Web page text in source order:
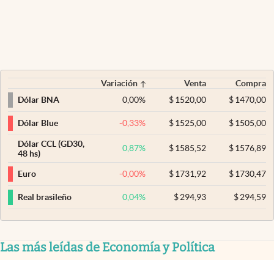
Variación Venta
Compra
Dólar BNA
0,00% $ 1520,00 $1470,00
Dólar Blue -0,33% $ 1525,00 $1505,00
Dólar CCL (GD30,
48 hs)
0,87% $ 1585,52 $1576,89
Euro -0,00% $ 1731,92 $1730,47
Real brasileño 0,04% $ 294,93 $294,59
Las más leídas de Economía y Política